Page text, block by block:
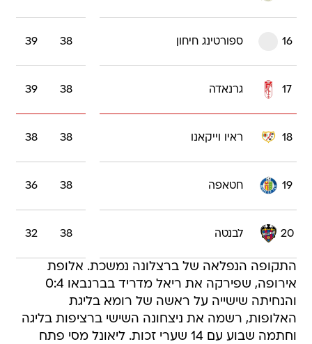
16 ספורטינג חיחון 38
39
17 גרנאדה 38
39
18 ראיו וייקאנו 38
38
19 חטאפה 38
36
20 לבנטה 38
32
התקופה הנפלאה של ברצלונה נמשכת. אלופת
אירופה, שפירקה את ריאל מדריד בברנבאו 0:4
והנחיתה שישייה על ראשה של רומא בליגת
האלופות, רשמה את ניצחונה השישי ברציפות בליגה
וחתמה שבוע עם 14 שערי זכות. ליאונל מסי פתח